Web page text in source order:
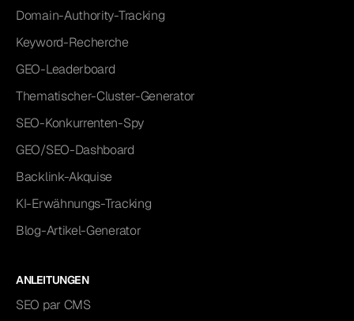
Domain-Authority-Tracking
Keyword-Recherche
GEO-Leaderboard
Thematischer-Cluster-Generator
SEO-Konkurrenten-Spy
GEO/SEO-Dashboard
Backlink-Akquise
KI-Erwähnungs-Tracking
Blog-Artikel-Generator
ANLEITUNGEN
SEO par CMS